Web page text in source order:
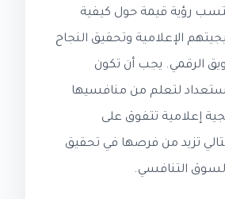
رؤية قيمة حول كيفية
الإعلامية وتحقيق النجاح
الرقمي. يجب أن تكون
لتعلم من منافسيها
إعلامية تتفوق على
تزيد من فرصها في تحقيق
التنافسي.